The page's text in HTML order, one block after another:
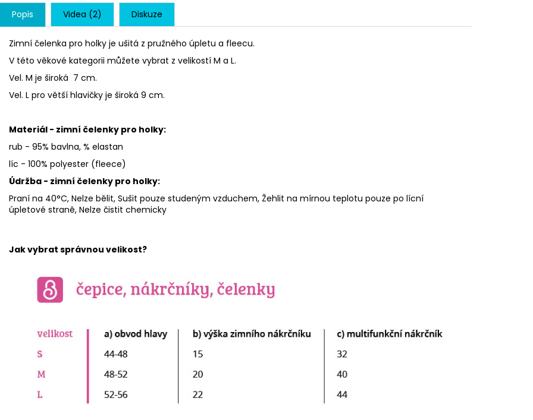
Popis Videa (2) Diskuze
Zimní čelenka pro holky je ušitá z pružného úpletu a fleecu.
V této věkové kategorii můžete vybrat z velikostí M a L.
Vel. M je široká 7 cm.
Vel. L pro větší hlavičky je široká 9 cm.
Materiál - zimní čelenky pro holky:
rub - 95% bavlna, % elastan
líc - 100% polyester (fleece)
Údržba - zimní čelenky pro holky:
Praní na 40°C, Nelze bělit, Sušit pouze studeným vzduchem, Žehlit na mírnou teplotu pouze po lícní
úpletové straně, Nelze čistit chemicky
Jak vybrat správnou velikost?